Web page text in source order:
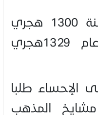
ولد الشيخ محمد سنة 1300 هجري
تقريبا وقد توفي عام 1329هجري
الإحساء طلبا
المذهب